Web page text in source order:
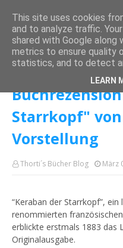
Startseite Türkei
Verne - Vorstellung
Starrkopf" von
Vorstellung
Thorti´s Bücher Blog März
“Keraban der Starrkopf”,
renommierten
erblickte erstmals 1883 das
Originalausgabe.
This site uses cookies
and to analyze traffic.
shared with Google
metrics to ensure quality
statistics, and to detect
LEARN